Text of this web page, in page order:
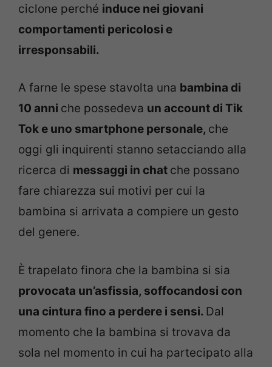
ciclone perché induce nei giovani
comportamenti pericolosi e
irresponsabili.
A farne le spese stavolta una bambina di
10 anni che possedeva un account di Tik
Tok e uno smartphone personale, che
oggi gli inquirenti stanno setacciando alla
ricerca di messaggi in chat che possano
fare chiarezza sui motivi per cui la
bambina si arrivata a compiere un gesto
del genere.
È trapelato finora che la bambina si sia
provocata un’asfissia, soffocandosi con
una cintura fino a perdere i sensi. Dal
momento che la bambina si trovava da
sola nel momento in cui ha partecipato alla